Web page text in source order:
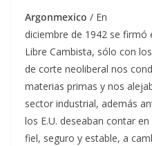
Argonmexico / En
diciembre de 1942 se
Libre Cambista, sólo con
de corte neoliberal nos
materias primas y nos
sector industrial, además
los E.U. deseaban contar
fiel, seguro y estable, a